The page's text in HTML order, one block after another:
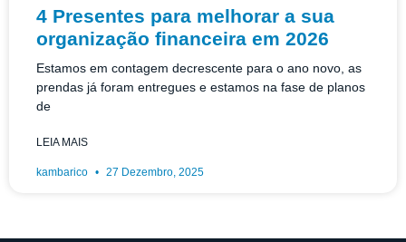
4 Presentes para melhorar a sua
organização financeira em 2026
Estamos em contagem decrescente para o ano novo, as
prendas já foram entregues e estamos na fase de planos
de
LEIA MAIS
kambarico 27 Dezembro, 2025